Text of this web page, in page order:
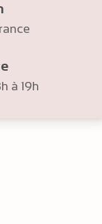
à 19h